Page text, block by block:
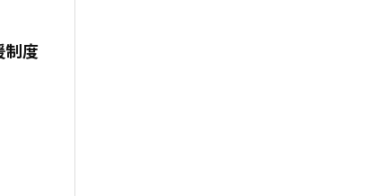
制度